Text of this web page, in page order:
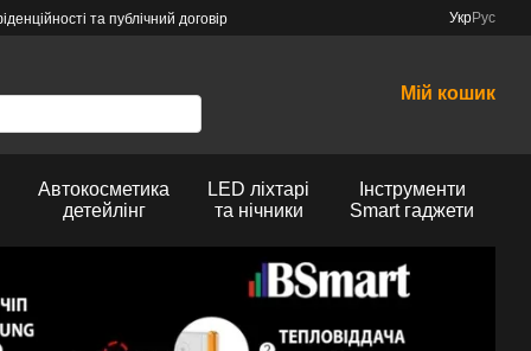
та публічний договір УкрРус
Мій кошик
Автокосметика
детейлінг
LED ліхтарі
та нічники
Інструменти
Smart гаджети